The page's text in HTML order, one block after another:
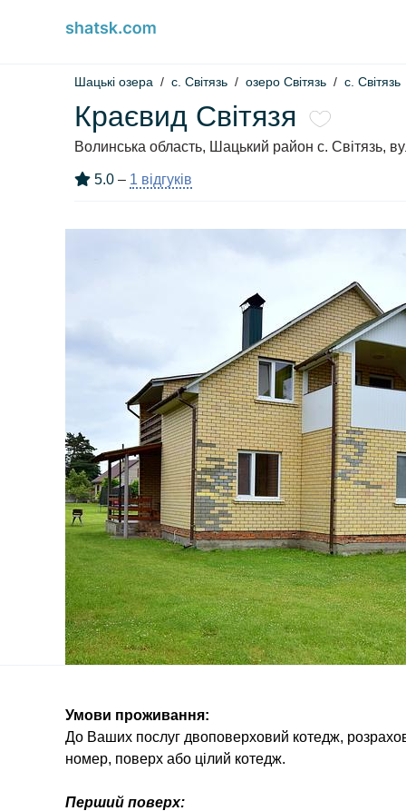
Шацькі озера c. Світязь озеро Світязь с. Світязь
Краєвид Світязя
Волинська область, Шацький район с. Світязь,
5.0 – 1 відгуків
Умови проживання:
До Ваших послуг двоповерховий котедж,
номер, поверх або цілий котедж.
Перший поверх: